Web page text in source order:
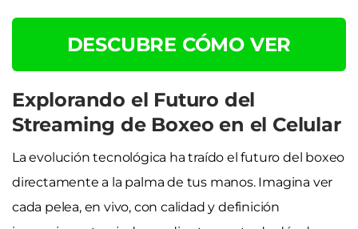
DESCUBRE CÓMO VER
Explorando el Futuro del
Streaming de Boxeo en el Celular
La evolución tecnológica ha traído el futuro del boxeo
directamente a la palma de tus manos. Imagina ver
cada pelea, en vivo, con calidad y definición